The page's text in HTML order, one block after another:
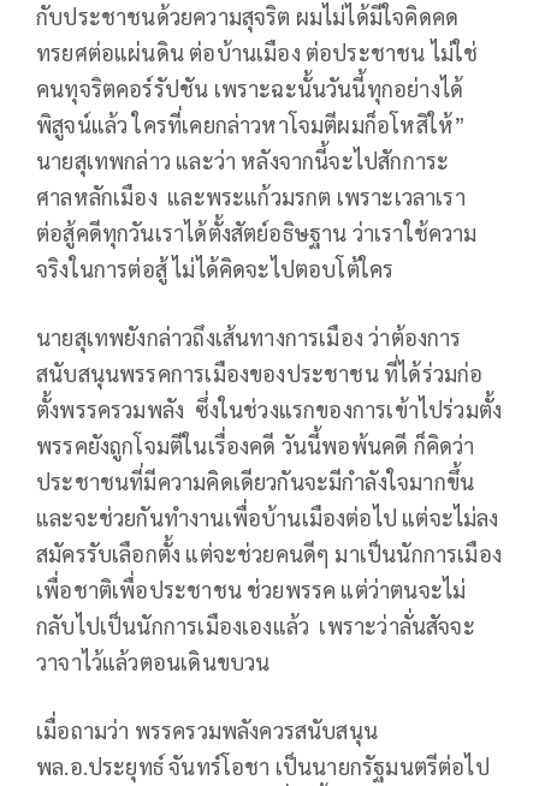
กับประชาชนด้วยความสุจริต ผมไม่ได้มีใจคิดคด
ทรยศต่อแผ่นดิน ต่อบ้านเมือง ต่อประชาชน ไม่ใช่
คนทุจริตคอร์รัปชัน เพราะฉะนั้นวันนี้ทุกอย่างได้
พิสูจน์แล้ว ใครที่เคยกล่าวหาโจมตีผมก็อโหสิให้”
นายสุเทพกล่าว และว่า หลังจากนี้จะไปสักการะ
ศาลหลักเมือง และพระแก้วมรกต เพราะเวลาเรา
ต่อสู้คดีทุกวันเราได้ตั้งสัตย์อธิษฐาน ว่าเราใช้ความ
จริงในการต่อสู้ ไม่ได้คิดจะไปตอบโต้ใคร
นายสุเทพยังกล่าวถึงเส้นทางการเมือง ว่าต้องการ
สนับสนุนพรรคการเมืองของประชาชน ที่ได้ร่วมก่อ
ตั้งพรรครวมพลัง ซึ่งในช่วงแรกของการเข้าไปร่วมตั้ง
พรรคยังถูกโจมตีในเรื่องคดี วันนี้พอพ้นคดี ก็คิดว่า
ประชาชนที่มีความคิดเดียวกันจะมีกำลังใจมากขึ้น
และจะช่วยกันทำงานเพื่อบ้านเมืองต่อไป แต่จะไม่ลง
สมัครรับเลือกตั้ง แต่จะช่วยคนดีๆ มาเป็นนักการเมือง
เพื่อชาติเพื่อประชาชน ช่วยพรรค แต่ว่าตนจะไม่
กลับไปเป็นนักการเมืองเองแล้ว เพราะว่าลั่นสัจจะ
วาจาไว้แล้วตอนเดินขบวน
เมื่อถามว่า พรรครวมพลังควรสนับสนุน
พล.อ.ประยุทธ์ จันทร์โอชา เป็นนายกรัฐมนตรีต่อไป